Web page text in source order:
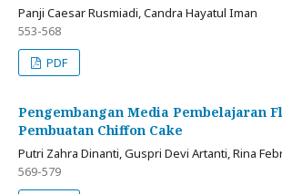
Panji Caesar Rusmiadi, Candra Hayatul Iman
553-568
PDF
Pengembangan Media Pembelajaran
Pembuatan Chiffon Cake
Putri Zahra Dinanti, Guspri Devi Artanti, Rina
569-579